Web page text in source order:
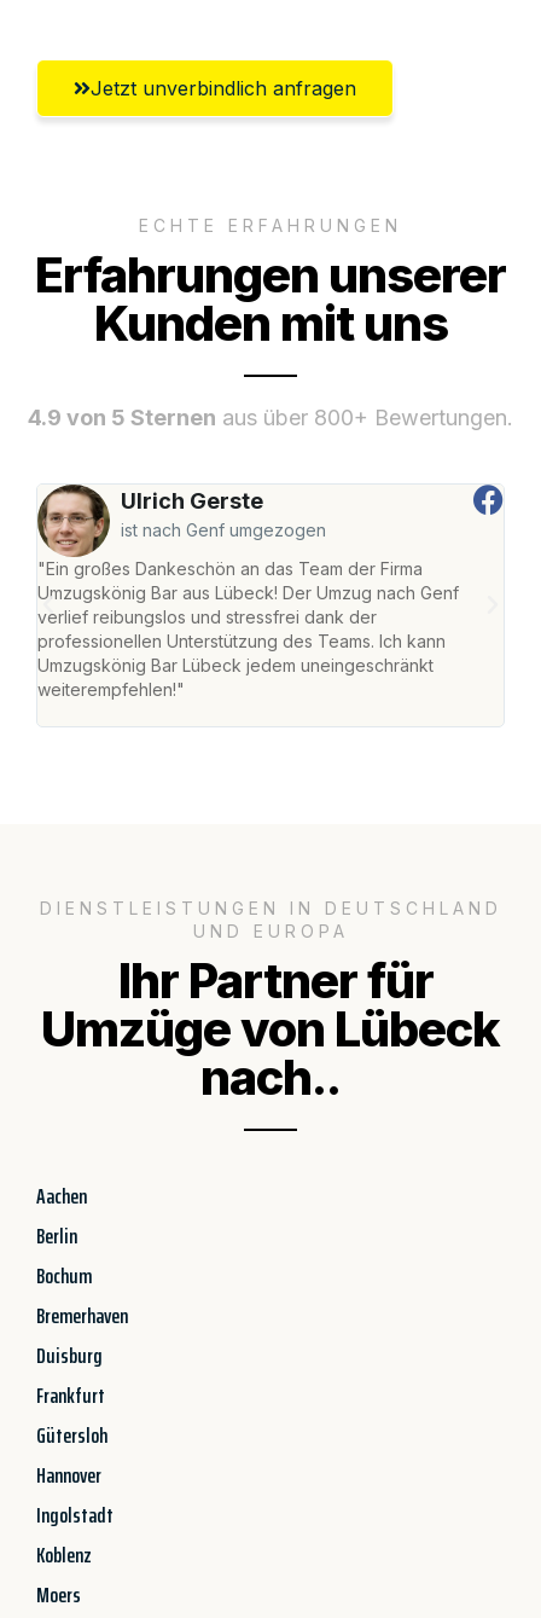
Jetzt unverbindlich anfragen
ECHTE ERFAHRUNGEN
Erfahrungen unserer
Kunden mit uns
4.9 von 5 Sternen aus über 800+ Bewertungen.
Ulrich Gerste
ist nach Genf umgezogen
"Ein großes Dankeschön an das Team der Firma
Umzugskönig Bar aus Lübeck! Der Umzug nach Genf
verlief reibungslos und stressfrei dank der
professionellen Unterstützung des Teams. Ich kann
Umzugskönig Bar Lübeck jedem uneingeschränkt
weiterempfehlen!"
DIENSTLEISTUNGEN IN DEUTSCHLAND
UND EUROPA
Ihr Partner für
Umzüge von Lübeck
nach..
Aachen
Berlin
Bochum
Bremerhaven
Duisburg
Frankfurt
Gütersloh
Hannover
Ingolstadt
Koblenz
Moers